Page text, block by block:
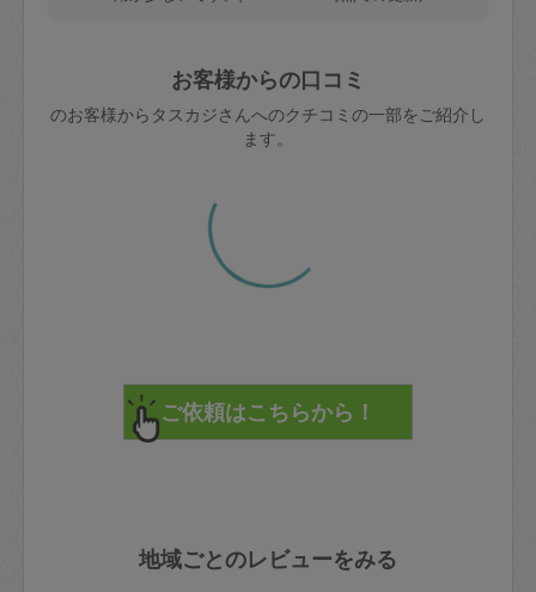
お客様からの口コミ
のお客様からタスカジさんへのクチコミの一部をご紹介し
ます。
地域ごとのレビューをみる